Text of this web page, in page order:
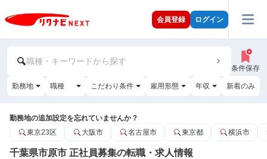
会員登録 ログイン
職種・キーワードから探す
条件保存
勤務地 職種 こだわり条件 雇用形態 年収 新着のみ
勤務地の追加設定を忘れていませんか？
東京23区
大阪市 名古屋市 東京都 横浜市
千葉県市原市 正社員募集の転職・求人情報